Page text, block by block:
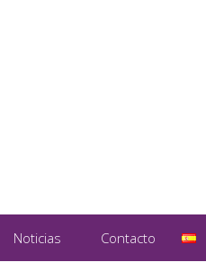
Noticias Contacto